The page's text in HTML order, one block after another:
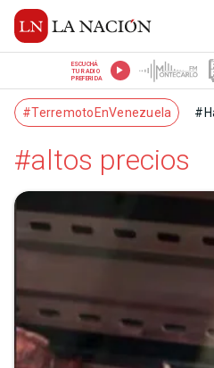
ESCUCHÁ
TU RADIO
PREFERIDA
#TerremotoEnVenezuela
#altos precios